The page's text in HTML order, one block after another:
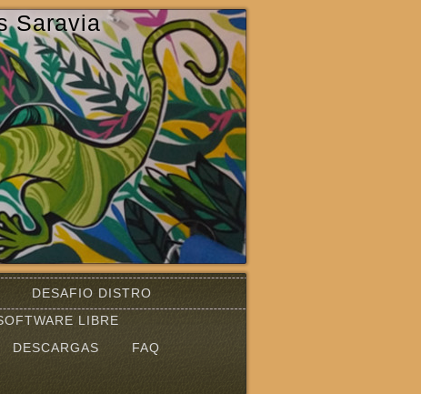
Saravia
DESAFIO DISTRO
LIBRE
DESCARGAS
FAQ